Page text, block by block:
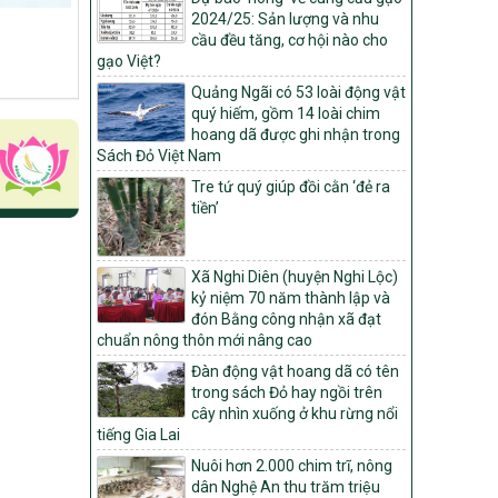
Môi trường
Quyết định số: 26/2026/QĐ-TTg
Quyết định ban hành Bộ tiêu chí và quy
trình đánh giá, phân hạng sản phẩm Mỗi
xã một sản phẩm
số: 19/2026/QĐ-TTg
Quy định điều kiện, trình tự, thủ tục, hồ sơ
xét, công nhận, công bố và thu hồi quyết
định công nhận xã đạt chuẩn nông thôn
mới, xã đạt nông thôn mới hiện đại và
tỉnh, thành phố hoàn thành nhiệm vụ xây
dựng nông thôn mới giai đoạn 2026 –
2030
Quyết định số 16/2026/QĐ-TTg
Quy định nguyên tắc, tiêu chí, định mức
phân bổ ngân sách trung ương và tỉ lệ
vốn đối ứng ngân sách của địa phương
thực hiện Chương trình mục tiêu quốc gia
xây dựng nông thôn mới, giảm nghèo
bền vững và phát triển kinh tế – xã hội
vùng đồng bào dân tộc thiểu số và miền
2024/25: Sản lượng và nhu
cầu đều tăng, cơ hội nào cho
gạo Việt?
Quảng Ngãi có 53 loài động vật
quý hiếm, gồm 14 loài chim
hoang dã được ghi nhận trong
Sách Đỏ Việt Nam
Tre tứ quý giúp đồi cằn ‘đẻ ra
tiền’
Xã Nghi Diên (huyện Nghi Lộc)
kỷ niệm 70 năm thành lập và
đón Bằng công nhận xã đạt
chuẩn nông thôn mới nâng cao
Đàn động vật hoang dã có tên
trong sách Đỏ hay ngồi trên
cây nhìn xuống ở khu rừng nổi
tiếng Gia Lai
Nuôi hơn 2.000 chim trĩ, nông
dân Nghệ An thu trăm triệu